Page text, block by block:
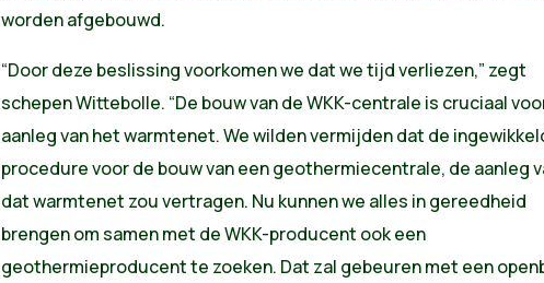
worden afgebouwd.
“Door deze beslissing voorkomen we dat we tijd verliezen,” zegt
schepen Wittebolle. “De bouw van de WKK-centrale is cruciaal
aanleg van het warmtenet. We wilden vermijden dat de
procedure voor de bouw van een geothermiecentrale, de aanleg
dat warmtenet zou vertragen. Nu kunnen we alles in gereedheid
brengen om samen met de WKK-producent ook een
geothermieproducent te zoeken. Dat zal gebeuren met een